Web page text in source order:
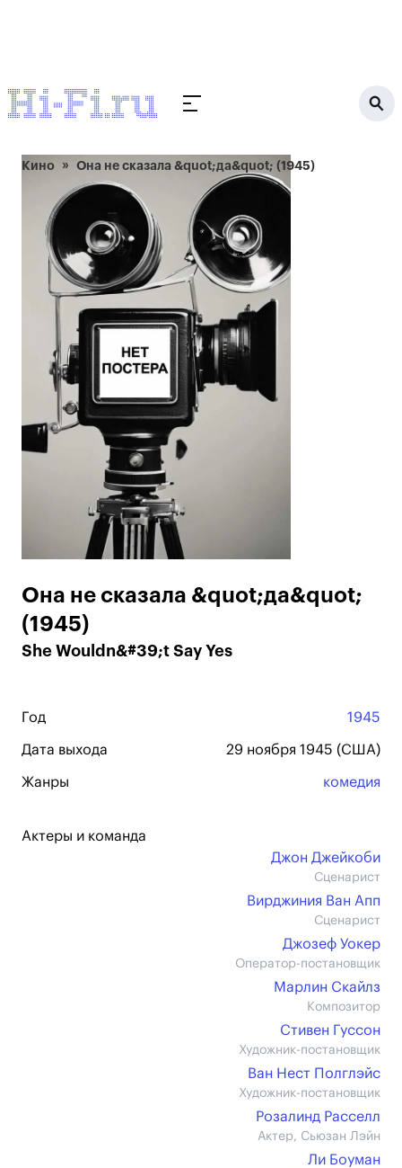
Кино Она не сказала &quot;да&quot; (1945)
Она не сказала &quot;да&quot;
(1945)
She Wouldn&#39;t Say Yes
Год 1945
Дата выхода 29 ноября 1945 (США)
Жанры комедия
Актеры и команда
Джон Джейкоби
Сценарист
Вирджиния Ван Апп
Сценарист
Джозеф Уокер
Оператор-постановщик
Марлин Скайлз
Композитор
Стивен Гуссон
Художник-постановщик
Ван Нест Полглэйс
Художник-постановщик
Розалинд Расселл
Актер, Сьюзан Лэйн
Ли Боуман